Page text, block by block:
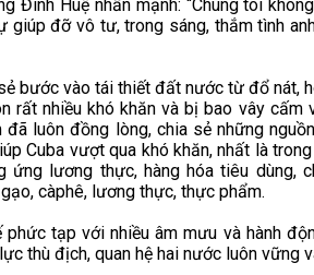
Đình Huệ nhấn mạnh: “Chúng tôi
giúp đỡ vô tư, trong sáng, thắm tình
bước vào tái thiết đất nước từ đổ nát,
rất nhiều khó khăn và bị bao vây cấm
đã luôn đồng lòng, chia sẻ những
Cuba vượt qua khó khăn, nhất là trong
ứng lương thực, hàng hóa tiêu dùng,
càphê, lương thực, thực phẩm.
tạp với nhiều âm mưu và hành
thù địch, quan hệ hai nước luôn vững